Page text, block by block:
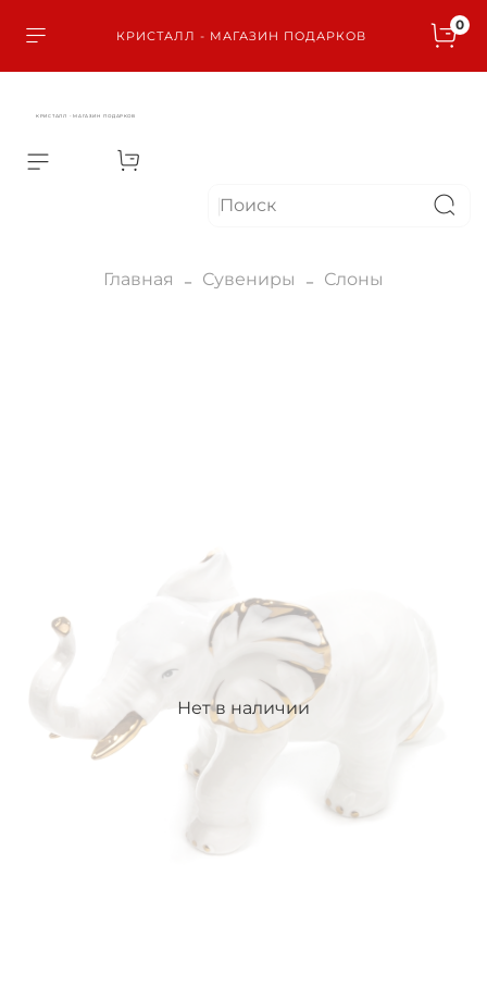
КРИСТАЛЛ - МАГАЗИН ПОДАРКОВ
0
КРИСТАЛЛ - МАГАЗИН ПОДАРКОВ
Главная Сувениры Слоны
Нет в наличии